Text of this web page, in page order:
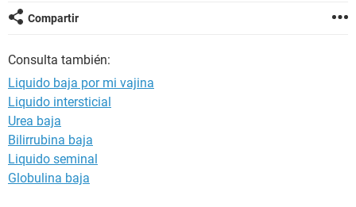
GLOSARIO
Compartir
Consulta también:
Liquido baja por mi vajina
Liquido intersticial
Urea baja
Bilirrubina baja
Liquido seminal
Globulina baja